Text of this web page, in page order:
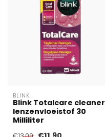
BLINK
Blink Totalcare cleaner
lenzenvloeistof 30
Milliliter